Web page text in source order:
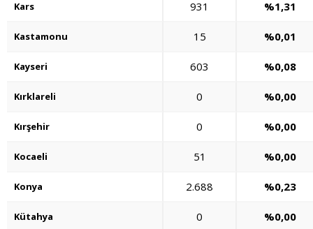
Kars 931 %1,31
Kastamonu 15 %0,01
Kayseri 603 %0,08
Kırklareli 0 %0,00
Kırşehir 0 %0,00
Kocaeli 51 %0,00
Konya 2.688 %0,23
Kütahya 0 %0,00